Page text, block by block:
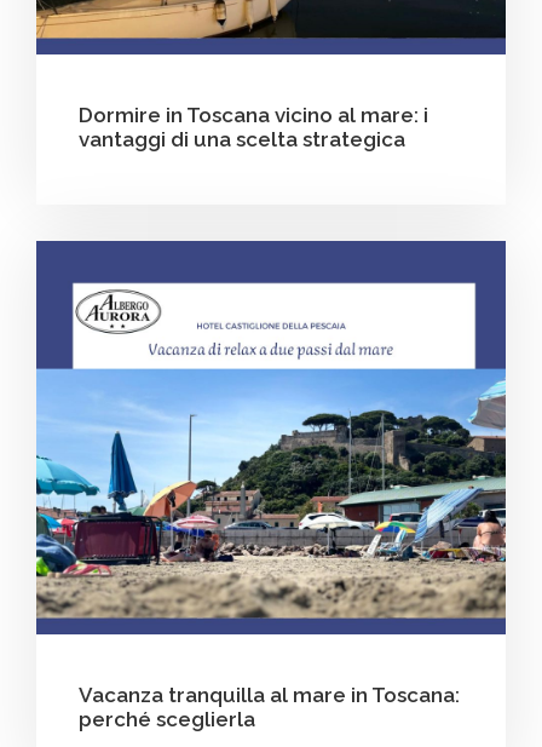
Dormire in Toscana vicino al mare: i
vantaggi di una scelta strategica
Vacanza tranquilla al mare in Toscana:
perché sceglierla